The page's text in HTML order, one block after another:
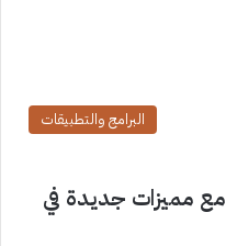
البرامج والتطبيقات
تحميل تطبيق GBBM 1.30 مع مميزات جديدة في